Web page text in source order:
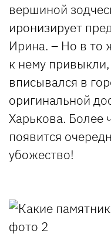
вершиной
иронизирует
Ирина. – Но в то
к нему
вписывался в
оригинальной
Харькова. Более
появится
убожество!